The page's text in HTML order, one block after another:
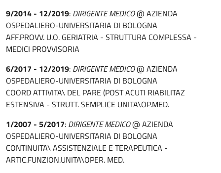
9/2014 - 12/2019: DIRIGENTE MEDICO@ AZIENDA
OSPEDALIERO-UNIVERSITARIA DI BOLOGNA
AFF.PROVV. U.O. GERIATRIA - STRUTTURA COMPLESSA -
MEDICI PROVVISORIA
6/2017 - 12/2019: DIRIGENTE MEDICO@ AZIENDA
OSPEDALIERO-UNIVERSITARIA DI BOLOGNA
COORD ATTIVITA\ DEL PARE (POST ACUTI RIABILITAZ
ESTENSIVA - STRUTT. SEMPLICE UNITA\OP.MED.
1/2007 - 5/2017: DIRIGENTE MEDICO@ AZIENDA
OSPEDALIERO-UNIVERSITARIA DI BOLOGNA
CONTINUITA\ ASSISTENZIALE E TERAPEUTICA -
ARTIC.FUNZION.UNITA\OPER. MED.